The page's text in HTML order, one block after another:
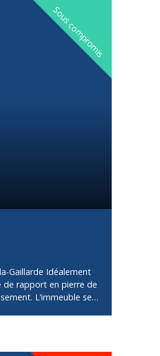
une avec douche
Combles : Deux
appartements T2 afin
places de parking
plusieurs stratégies :
Sous compromis
Gaillarde Idéalement
de rapport en pierre de
L’immeuble se